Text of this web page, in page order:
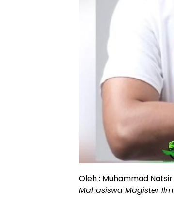
Oleh : Muhammad Natsir
Mahasiswa Magister